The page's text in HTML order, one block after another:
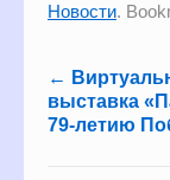
Новости.
←
выставка
79-летию